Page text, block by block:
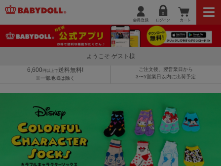
ようこそ ゲスト様
6,600 円以上で送料無料!
※一部地域は除く
ご注文後、翌営業日から
3〜5営業日以内に出荷予定